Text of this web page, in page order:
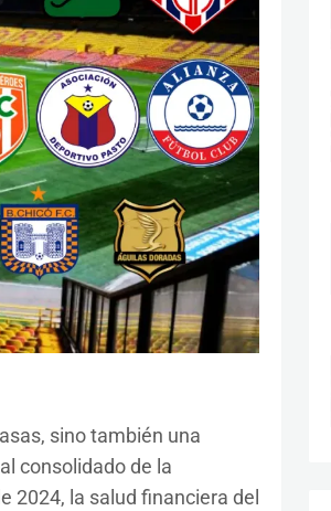
sino también una
consolidado de la
2024, la salud financiera del